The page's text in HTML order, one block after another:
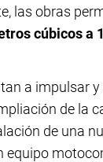
las obras
cúbicos a
a impulsar
de la
de una
equipo